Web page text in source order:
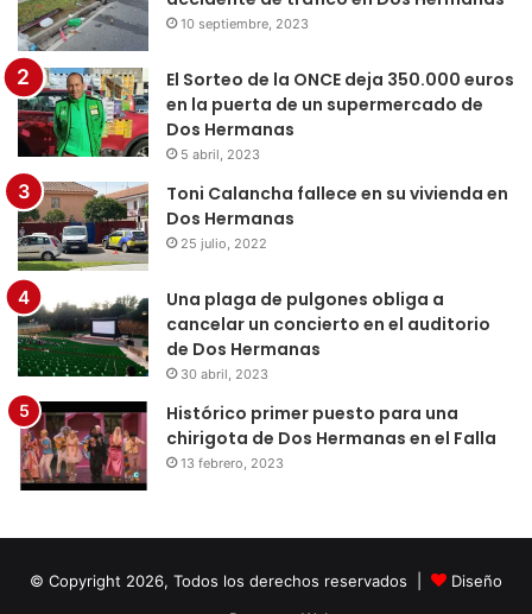
10 septiembre, 2023
El Sorteo de la ONCE deja 350.000 euros
en la puerta de un supermercado de
Dos Hermanas
5 abril, 2023
Toni Calancha fallece en su vivienda en
Dos Hermanas
25 julio, 2022
Una plaga de pulgones obliga a
cancelar un concierto en el auditorio
de Dos Hermanas
30 abril, 2023
Histórico primer puesto para una
chirigota de Dos Hermanas en el Falla
13 febrero, 2023
© Copyright 2026, Todos los derechos reservados |
Diseño